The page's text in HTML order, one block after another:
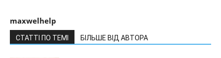
maxwelhelp
СТАТТІ ПО ТЕМІ БІЛЬШЕ ВІД АВТОРА